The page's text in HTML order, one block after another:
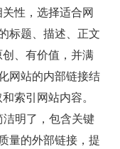
性，选择适合网
标题、描述、正文
、有价值，并满
网站的内部链接结
索引网站内容。
明了，包含关键
量的外部链接，提